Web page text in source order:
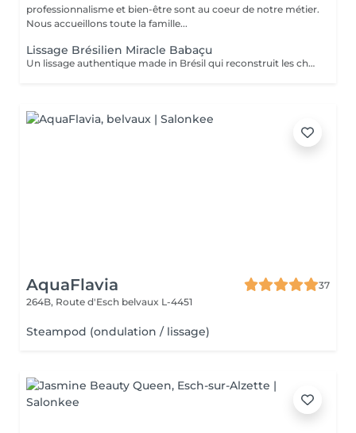
professionnalisme et bien-être sont au coeur de notre métier.
Nous accueillons toute la famille...
Lissage Brésilien Miracle Babaçu
Un lissage authentique made in Brésil qui reconstruit les cheveux en profondeur et lisse en douceur les cheveux même trés abimés
AquaFlavia
37
264B, Route d'Esch belvaux L-4451
Steampod (ondulation / lissage)